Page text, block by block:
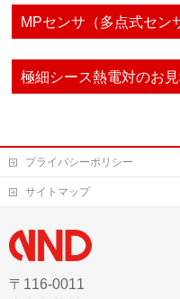
MPセンサ（多点式セン
極細シース熱電対のお
プライバシーポリシー
サイトマップ
〒116-0011